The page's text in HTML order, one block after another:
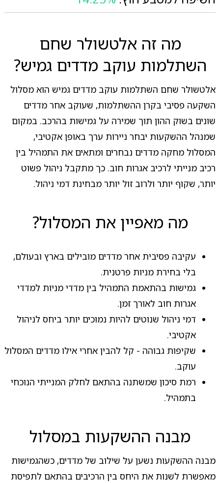
מה זה אלטשולר שחם
השתלמות עוקב מדדים גמיש?
אלטשולר שחם השתלמות עוקב מדדים גמיש הוא מסלול
השקעה פסיבי בקרן ההשתלמות, שעוקב אחר מדדים
שונים בשוק ההון תוך שמירה על גמישות בהרכב. במקום
שמנהל ההשקעות יבחר ניירות ערך באופן אקטיבי,
המסלול מחקה מדדים נבחרים ומתאים את התמהיל בין
רכיב מנייתי לרכיב אגרות חוב. כך מתקבל ניהול פשוט
יותר, שקוף יותר ולרוב זול יותר מבחינת דמי ניהול.
מה מאפיין את המסלול?
עקיבה פסיבית אחר מדדים מובילים בארץ ובעולם,
בלי בחירת מניות פרטנית.
גמישות בהתאמת התמהיל בין מדדי מניות למדדי
אגרות חוב לאורך זמן.
דמי ניהול שנוטים להיות נמוכים יותר ביחס לניהול
אקטיבי.
שקיפות גבוהה - קל להבין אחרי אילו מדדים המסלול
עוקב.
רמת סיכון שמשתנה בהתאם לחלק המנייתי הנוכחי
בתמהיל.
מבנה ההשקעות במסלול
מבנה ההשקעות נשען על שילוב של מדדים, כשהגמישות
מאפשרת לשנות את היחס בין הרכיבים בהתאם לתפיסת